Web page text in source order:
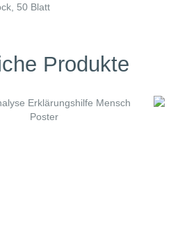
50 Blatt
Produkte